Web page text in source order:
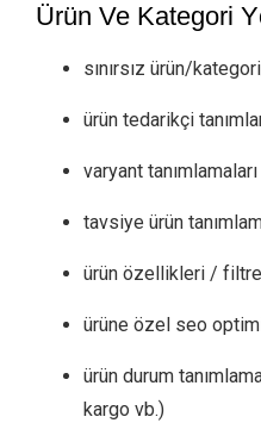
Ürün Ve Kategori
sınırsız ürün/
ürün tedarikçi
varyant
tavsiye ürün
ürün özellikleri /
ürüne özel seo
ürün durum
kargo vb.)